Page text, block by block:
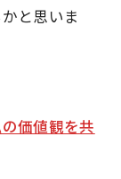
と思いま
価値観を共